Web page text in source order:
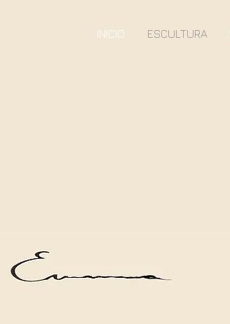
INICIO ESCULTURA